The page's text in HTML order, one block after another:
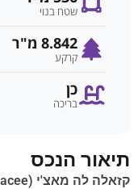
שטח בנוי
8.842 מ"ר
קרקע
כן
בריכה
תיאור הנכס